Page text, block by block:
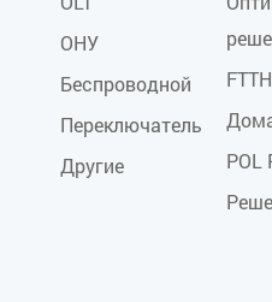
ОНУ
Беспроводной
Переключатель
Другие
POL